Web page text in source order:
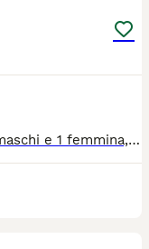
5 cuccioli di Rottweiler Disponibili 4 maschi e 1 femmina, nati e cresciuti in ambiente familiare. Cuccioli dolcissimi, sani e vivaci, gia abituati al contatto umano. Potranno raggiungere le nuove famiglie entro il 15 ottobre. o Razza: Rottweiler o Carattere: affettuosi, equilibrati, ottimi futuri cani da compagnia e da guardia * Zona: Lombardia Per informazioni, foto o per venire a conoscerli: scrivimi in privato Presenti ci saranno anche i genitori dei cuccioli. Solo persone realmente interessate e amanti degli animali Verranno ceduti con kit pappa, vaccinazioni, certificato di buona salute, sverminazione e microchip già intestato alla nuova famiglia !